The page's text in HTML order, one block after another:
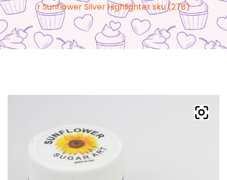
r Sunflower Silver Highlighter sku (278)